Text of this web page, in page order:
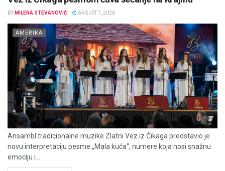
BY MILENA STEVANOVIĆ AVGUST 7, 2026
AMERIKA
Ansambl tradicionalne muzike Zlatni Vez iz Čikaga predstavio je
novu interpretaciju pesme „Mala kuća“, numere koja nosi snažnu
emociju i...